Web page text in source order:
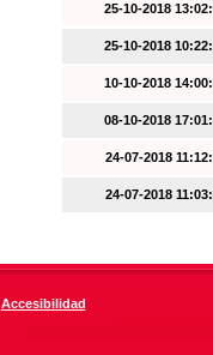
25-10-2018
25-10-2018
10-10-2018
08-10-2018
24-07-2018
24-07-2018
Accesibilidad